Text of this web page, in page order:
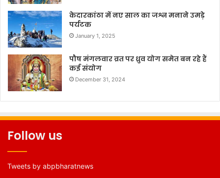
केदारकांठा में नए साल का जश्न मनाने उमड़े
पर्यटक
January 1, 2025
पौष मंगलवार व्रत पर ध्रुव योग समेत बन रहे हैं
कई संयोग
December 31, 2024
Follow us
Tweets by abpbharatnews